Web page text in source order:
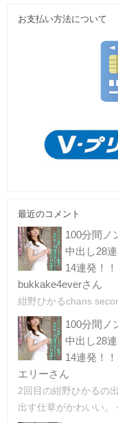
お支払い方法について
最近のコメント
100分間ノ
中出し28
14連発！
bukkake4everさん
紺野ひかるchans
100分間ノ
中出し28
14連発！
エリーさん
2回目の紺野ひかるの
出す仕草がかわいい。